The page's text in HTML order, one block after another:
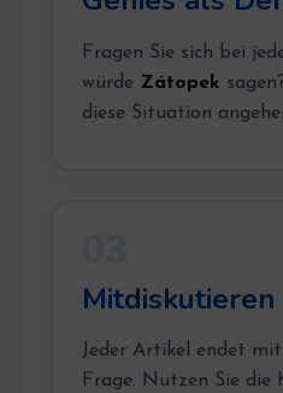
Fragen Sie sich bei
würde Zátopek
diese Situation
Mitdiskutieren
Jeder Artikel endet
Frage. Nutzen Sie